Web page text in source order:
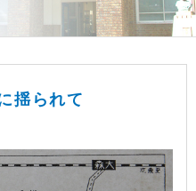
揺られて